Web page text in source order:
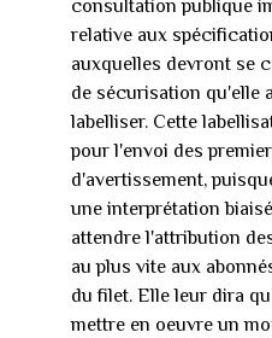
consultation publique
relative aux
auxquelles devront se
de sécurisation qu'elle
labelliser. Cette
pour l'envoi des
d'avertissement,
une interprétation
attendre l'attribution
au plus vite aux
du filet. Elle leur dira
mettre en oeuvre un